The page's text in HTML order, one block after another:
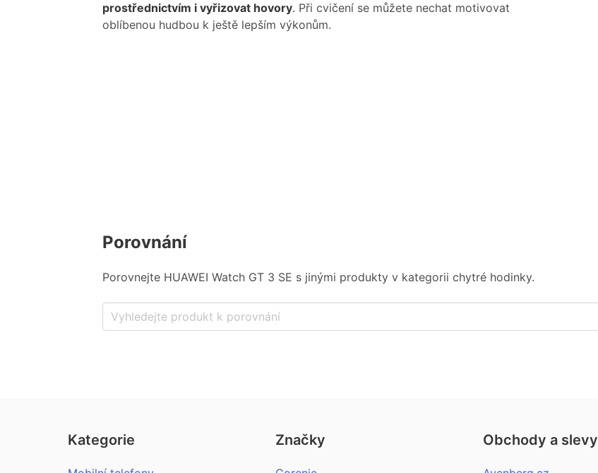
prostřednictvím i vyřizovat hovory. Při cvičení se můžete nechat motivovat
oblíbenou hudbou k ještě lepším výkonům.
Porovnání
Porovnejte HUAWEI Watch GT 3 SE s jinými produkty v kategorii chytré hodinky.
Kategorie Značky Obchody a slevy